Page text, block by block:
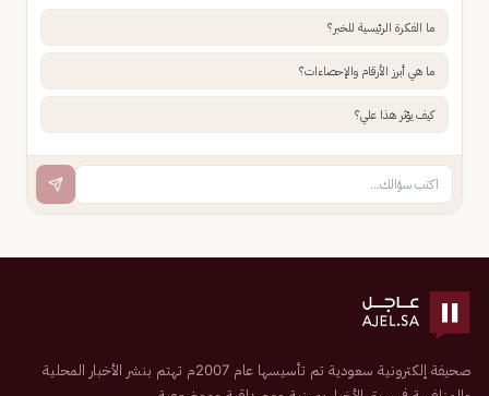
ما الفكرة الرئيسية للخبر؟
ما هي أبرز الأرقام والإحصاءات؟
كيف يؤثر هذا علي؟
صحيفة إلكترونية سعودية تم تأسيسها عام 2007م تهتم بنشر الأخبار المحلية